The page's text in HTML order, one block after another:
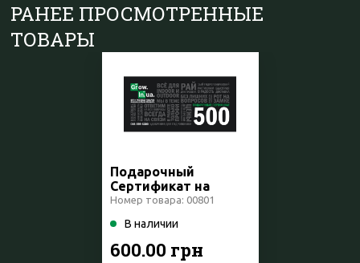
РАНЕЕ ПРОСМОТРЕННЫЕ
ТОВАРЫ
Подарочный
Сертификат на
500грн
Номер товара: 00801
В наличии
600.00 грн